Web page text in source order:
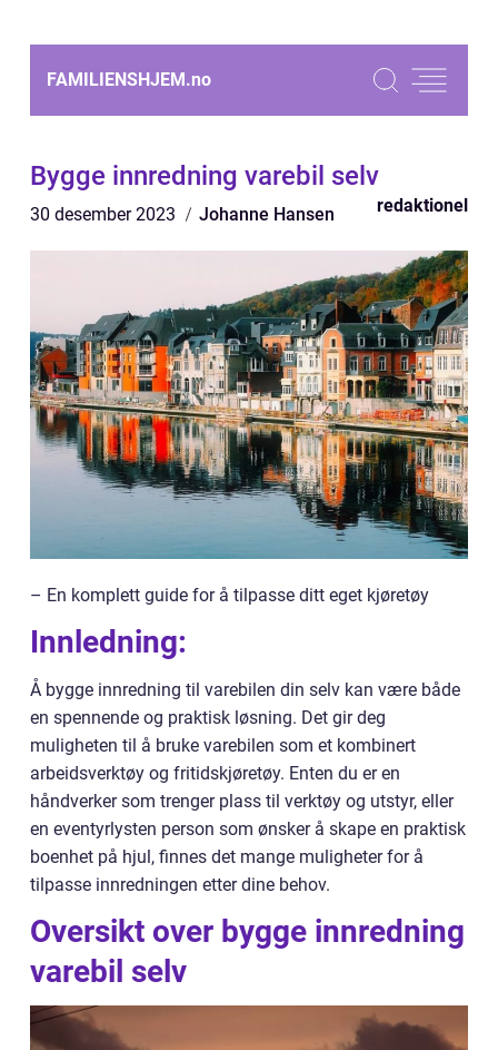
FAMILIENSHJEM.no
Bygge innredning varebil selv
30 desember 2023 Johanne Hansen redaktionel
– En komplett guide for å tilpasse ditt eget kjøretøy
Innledning:
Å bygge innredning til varebilen din selv kan være både
en spennende og praktisk løsning. Det gir deg
muligheten til å bruke varebilen som et kombinert
arbeidsverktøy og fritidskjøretøy. Enten du er en
håndverker som trenger plass til verktøy og utstyr, eller
en eventyrlysten person som ønsker å skape en praktisk
boenhet på hjul, finnes det mange muligheter for å
tilpasse innredningen etter dine behov.
Oversikt over bygge innredning
varebil selv